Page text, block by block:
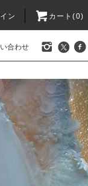
ン カート(0)
合わせ